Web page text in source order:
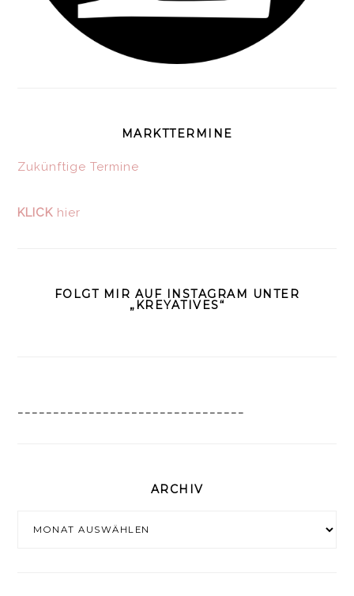
MARKTTERMINE
Zukünftige Termine
KLICK hier
FOLGT MIR AUF INSTAGRAM UNTER
„KREYATIVES“
ARCHIV